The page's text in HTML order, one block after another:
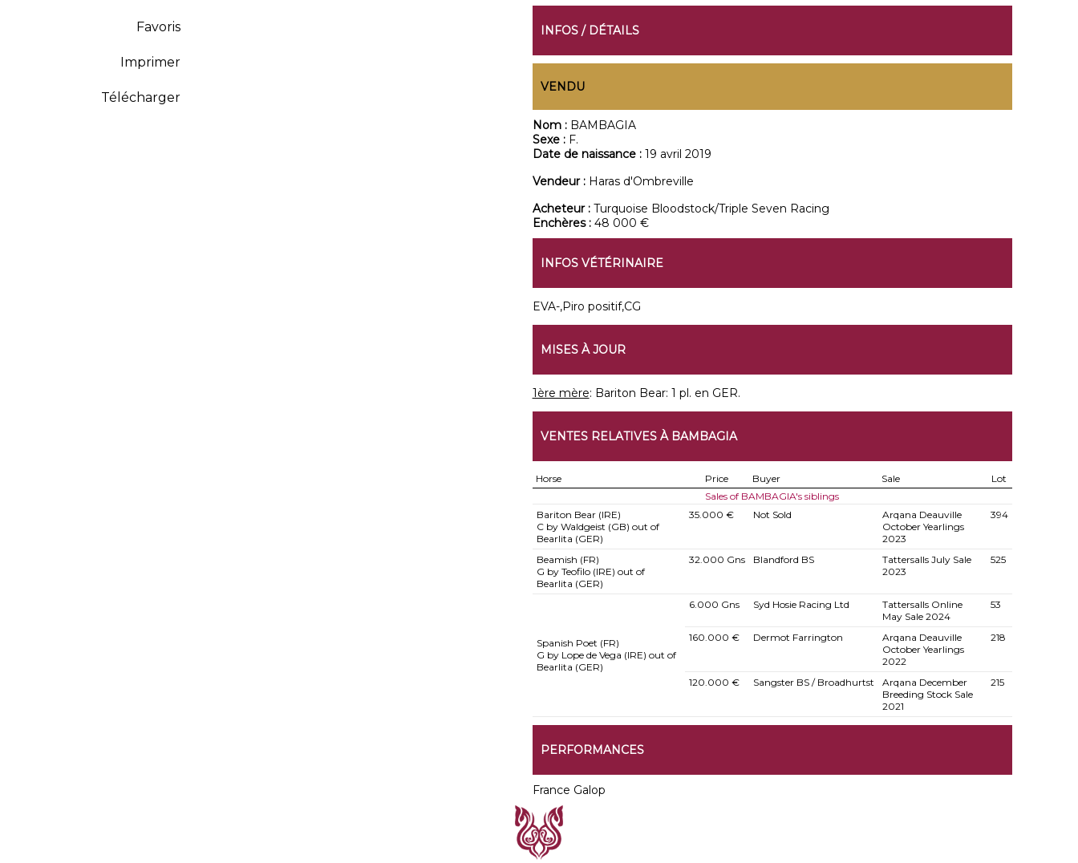
Favoris
Imprimer
Télécharger
INFOS / DÉTAILS
VENDU
Nom : BAMBAGIA
Sexe : F.
Date de naissance : 19 avril 2019
Vendeur : Haras d'Ombreville
Acheteur : Turquoise Bloodstock/Triple Seven Racing
Enchères : 48 000 €
INFOS VÉTÉRINAIRE
EVA-,Piro positif,CG
MISES À JOUR
1ère mère: Bariton Bear: 1 pl. en GER.
VENTES RELATIVES À BAMBAGIA
Horse Price Buyer Sale
Lot
Sales of BAMBAGIA's siblings
Bariton Bear (IRE)
C by Waldgeist (GB) out of
Bearlita (GER)
35.000 € Not Sold
Arqana Deauville
October Yearlings
2023
394
Beamish (FR)
G by Teofilo (IRE) out of
Bearlita (GER)
32.000 Gns Blandford BS
Tattersalls July Sale
2023
525
Spanish Poet (FR)
G by Lope de Vega (IRE) out of
Bearlita (GER)
6.000 Gns Syd Hosie Racing Ltd
Tattersalls Online
May Sale 2024
53
160.000 € Dermot Farrington
Arqana Deauville
October Yearlings
2022
218
120.000 € Sangster BS / Broadhurtst
Arqana December
Breeding Stock Sale
2021
215
PERFORMANCES
France Galop